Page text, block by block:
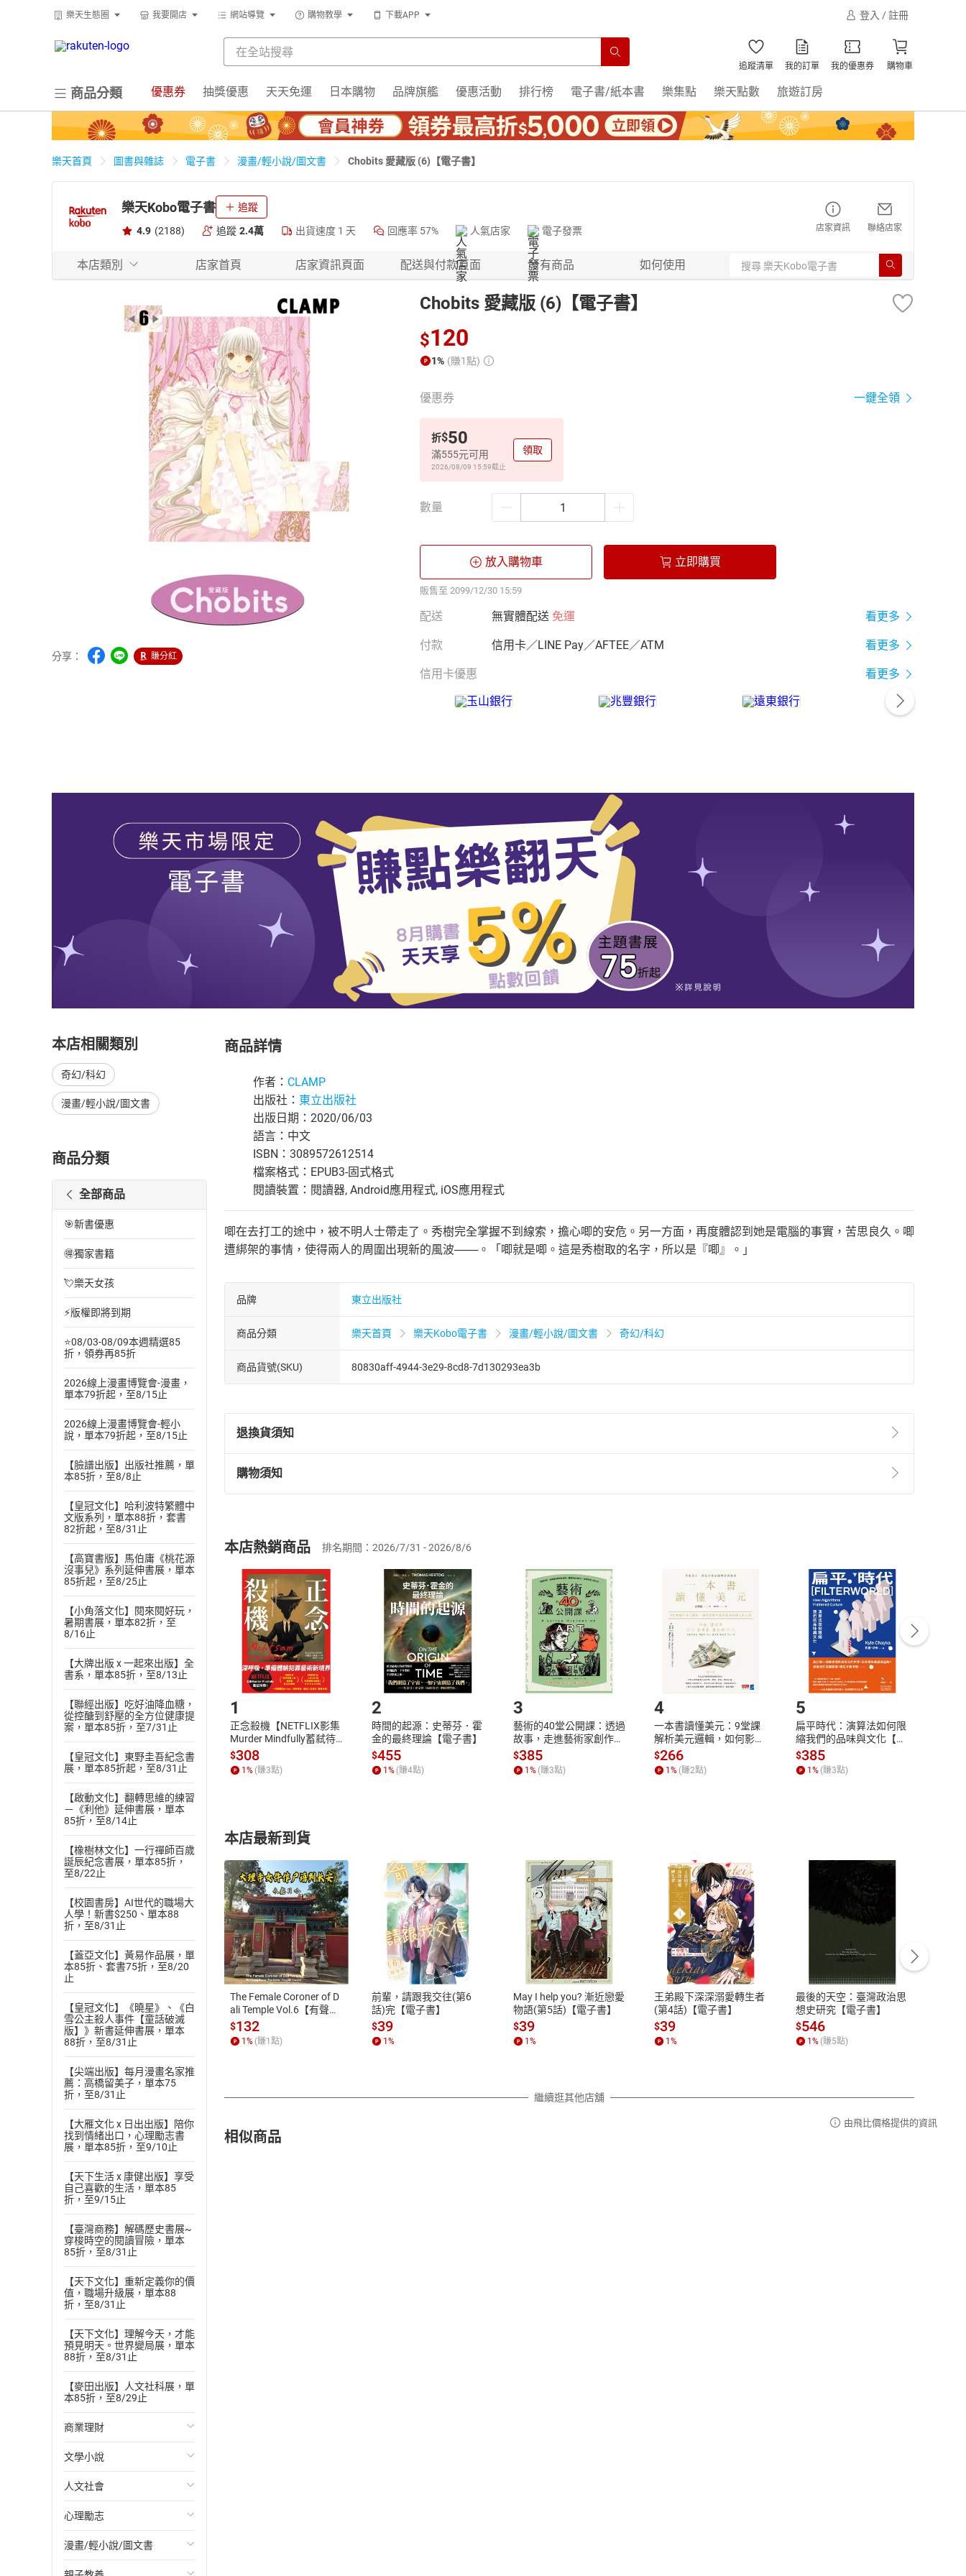
樂天生態圈 我要開店 網站導覽 購物教學 下載APP 登入 / 註冊
追蹤清單 我的訂單 我的優惠券 購物車
商品分類 優惠券 抽獎優惠 天天免運 日本購物 品牌旗艦 優惠活動 排行榜 電子書/紙本書 樂集點 樂天點數 旅遊訂房
樂天首頁 圖書與雜誌 電子書 漫畫/輕小說/圖文書 Chobits 愛藏版 (6)【電子書】
樂天Kobo電子書 追蹤
4.9 (2188) 追蹤 2.4萬 出貨速度 1 天 回應率 57% 人氣店家 電子發票 店家資訊 聯絡店家
本店類別 店家首頁 店家資訊頁面 配送與付款頁面 所有商品 如何使用
分享： 賺分紅
Chobits 愛藏版 (6)【電子書】
$120
1% (賺1點)
優惠券 一鍵全領
折$50
滿555元可用
2026/08/09 15:59截止
領取
數量
放入購物車 立即購買
販售至 2099/12/30 15:59
配送 無實體配送 免運 看更多
付款 信用卡／LINE Pay／AFTEE／ATM 看更多
信用卡優惠 看更多
本店相關類別
奇幻/科幻
漫畫/輕小說/圖文書
商品分類
全部商品
🎯新書優惠
🉐獨家書籍
💘樂天女孩
⚡版權即將到期
⭐08/03-08/09本週精選85
折，領券再85折
2026線上漫畫博覽會-漫畫，
單本79折起，至8/15止
2026線上漫畫博覽會-輕小
說，單本79折起，至8/15止
【臉譜出版】出版社推薦，單
本85折，至8/8止
【皇冠文化】哈利波特繁體中
文版系列，單本88折，套書
82折起，至8/31止
【高寶書版】馬伯庸《桃花源
沒事兒》系列延伸書展，單本
85折起，至8/25止
【小角落文化】閱來閱好玩，
暑期書展，單本82折，至
8/16止
【大牌出版 x 一起來出版】全
書系，單本85折，至8/13止
【聯經出版】吃好油降血糖，
從控醣到舒壓的全方位健康提
案，單本85折，至7/31止
【皇冠文化】東野圭吾紀念書
展，單本85折起，至8/31止
【啟動文化】翻轉思維的練習
－《利他》延伸書展，單本
85折，至8/14止
【橡樹林文化】一行禪師百歲
誕辰紀念書展，單本85折，
至8/22止
【校園書房】AI世代的職場大
人學！新書$250、單本88
折，至8/31止
【蓋亞文化】黃易作品展，單
本85折、套書75折，至8/20
止
【皇冠文化】《曉星》、《白
雪公主殺人事件【童話破滅
版】》新書延伸書展，單本
88折，至8/31止
【尖端出版】每月漫畫名家推
薦：高橋留美子，單本75
折，至8/31止
【大雁文化 x 日出出版】陪你
找到情緒出口，心理勵志書
展，單本85折，至9/10止
【天下生活 x 康健出版】享受
自己喜歡的生活，單本85
折，至9/15止
【臺灣商務】解碼歷史書展~
穿梭時空的閱讀冒險，單本
85折，至8/31止
【天下文化】重新定義你的價
值，職場升級展，單本88
折，至8/31止
【天下文化】理解今天，才能
預見明天。世界變局展，單本
88折，至8/31止
【麥田出版】人文社科展，單
本85折，至8/29止
商業理財
投資理財
經濟/趨勢
財務/金融
管理/領導
文學小說
歐美文學
日本文學
韓國文學
人文社會
國際關係
政治
心理勵志
心靈成長/情緒
漫畫/輕小說/圖文書
商品詳情
作者： CLAMP
出版社： 東立出版社
出版日期：2020/06/03
語言：中文
ISBN：3089572612514
檔案格式：EPUB3-固式格式
閱讀裝置：閱讀器, Android應用程式, iOS應用程式
唧在去打工的途中，被不明人士帶走了。秀樹完全掌握不到線索，擔心唧的安危。另一方面，再度體認到她是電腦的事實，苦思良久。唧
遭綁架的事情，使得兩人的周圍出現新的風波───。「唧就是唧。這是秀樹取的名字，所以是『唧』。」
品牌 東立出版社
商品分類 樂天首頁 樂天Kobo電子書 漫畫/輕小說/圖文書 奇幻/科幻
商品貨號(SKU) 80830aff-4944-3e29-8cd8-7d130293ea3b
退換貨須知
退換貨規定：
(一)依消費者保護法第19條第1項後段暨通訊交易解除權合理例外情事適用準則第2條第5款之規定，「非以有形媒介提供之數位
(二)消費者訂購本店鋪之商品即代表知悉本店鋪所銷售之商品為電子書，屬非以有形媒介提供之數位內容，消費者同意若訂購後
且已下載/存取電子書，不得請求退貨退款。
退貨方式：您欲取消訂單或辦理退貨時，請登入樂天市場，並於「我的訂單」中點選「瀏覽訂單明細」
「申請取消訂單/退
貨」，本店鋪將依您的申請進行審核，待審核通過後將為您辦理退款事宜。
請注意，樂天市場須以整筆訂單為單位進行取消/退貨，恕無法以單支商品取消/退貨。
購物須知
挑選商品
Choose
放入購物車
Shopping cart
登入帳號
Login
付款方式
Payment
完成訂單
Complete
購書後，如何開始使用？
Step1.選擇閱讀載具 Step2.登入帳號，下載書籍後看書
付款方式
ATM轉帳、信用卡、LINE PAY、AFTEE
退換貨規範
本店是否提供消費者保護法七日猶豫期
之權利，遽消費者保護法及通訊交易解
除權合理例外情事適用準則，依商品性
質各有不同規定。詳細退換貨說明請參
照各商品說明。
客服資訊
服務時間：週一到週五 10:00-12:00、
13:00-17:00 (國定假日及例假日休息)
客服電話：0080-1857077
本店熱銷商品 排名期間：2026/7/31 - 2026/8/6
1
正念殺機【NETFLIX影集
Murder Mindfully蓄弒待
發】【電子書】
$308
1 % (賺3點)
2
時間的起源：史蒂芬．霍
金的最終理論【電子書】
$455
1 % (賺4點)
3
藝術的40堂公開課：透過
故事，走進藝術家創作現
場，看藝術如何誕生、如
何形塑人類生活【電子
書】
$385
1 % (賺3點)
4
一本書讀懂美元：9堂課
解析美元邏輯，如何影響
全球經濟和每個人的投資
【電子書】
$266
1% (賺2點)
5
扁平時代：演算法如何限
縮我們的品味與文化【電
子書】
$385
1% (賺3點)
本店最新到貨
The Female Coroner of D
ali Temple Vol.6【有聲
書】
$132
1 % (賺1 點)
前輩，請跟我交往(第6
話)完【電子書】
$39
1 %
May I help you? 漸近戀愛
物語(第5話)【電子書】
$39
1 %
王弟殿下深深溺愛轉生者
(第4話)【電子書】
$39
1%
最後的天空：臺灣政治思
想史研究【電子書】
$546
1% (賺5點)
繼續逛其他店舖
相似商品
由飛比價格提供的資訊